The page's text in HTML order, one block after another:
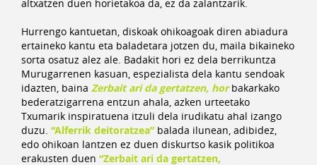
altxatzen duen horietakoa da, ez da zalantzarik.
Hurrengo kantuetan, diskoak ohikoagoak diren abiadura
ertaineko kantu eta baladetara jotzen du, maila bikaineko
sorta osatuz alez ale. Badakit hori ez dela berrikuntza
Murugarrenen kasuan, espezialista dela kantu sendoak
idazten, baina Zerbait ari da gertatzen, horbakarkako
bederatzigarrena entzun ahala, azken urteetako
Txumarik inspiratuena itzuli dela irudikatu ahal izango
duzu. “Alferrik deitoratzea” balada ilunean, adibidez,
edo ohikoan lantzen ez duen diskurtso kasik politikoa
erakusten duen “Zerbait ari da gertatzen,